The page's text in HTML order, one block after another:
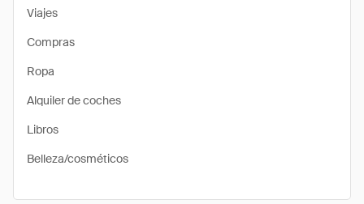
Viajes
Compras
Ropa
Alquiler de coches
Libros
Belleza/cosméticos